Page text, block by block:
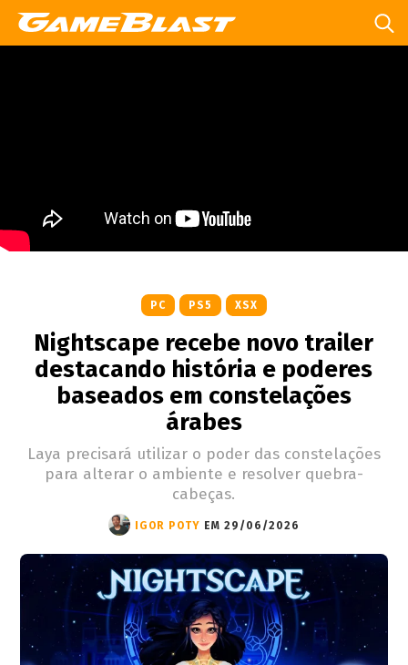
PC PS5 XSX
Nightscape recebe novo trailer
destacando história e poderes
baseados em constelações
árabes
Laya precisará utilizar o poder das constelações
para alterar o ambiente e resolver quebra-
cabeças.
IGOR POTY EM 29/06/2026